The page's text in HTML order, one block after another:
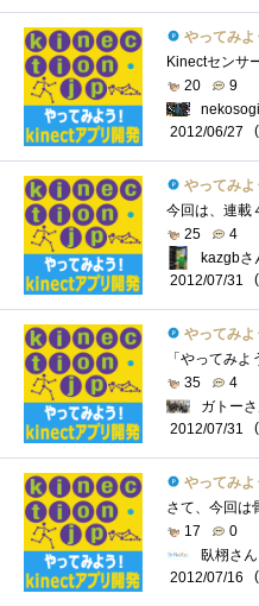
やってみよ
20
9
2012/06/27
やってみよ
25
4
kazgbさ
2012/07/31
やってみよ
35
4
ガトー
2012/07/31
やってみよ
17
0
臥栩さん
2012/07/16